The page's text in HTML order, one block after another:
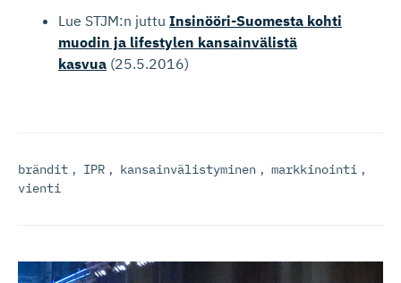
Lue STJM:n juttu Insinööri-Suomesta kohti
muodin ja lifestylen kansainvälistä
kasvua (25.5.2016)
brändit , IPR , kansainvälistyminen , markkinointi ,
vienti